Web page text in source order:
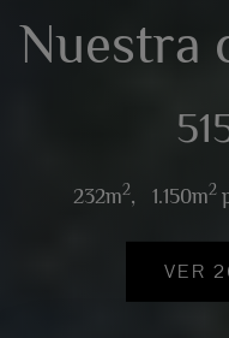
Nuestra
232m2, 1.150m2
VER